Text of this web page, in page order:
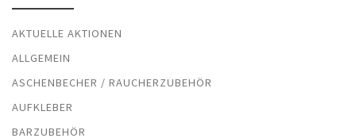
AKTUELLE AKTIONEN
ALLGEMEIN
ASCHENBECHER / RAUCHERZUBEHÖR
AUFKLEBER
BARZUBEHÖR